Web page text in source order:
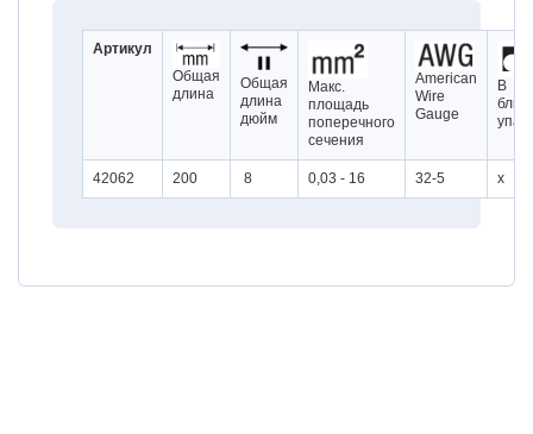
Артикул
Общая
длина
Общая
длина
дюйм
Макс.
площадь
поперечного
сечения
American
Wire
Gauge
В
42062 200 8 0,03 - 16 32-5 x